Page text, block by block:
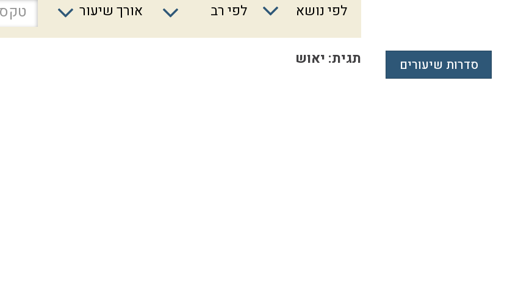
סדרות שיעורים
לפי
לפי נושא לפי רב אורך שיעור
תגית: יאוש